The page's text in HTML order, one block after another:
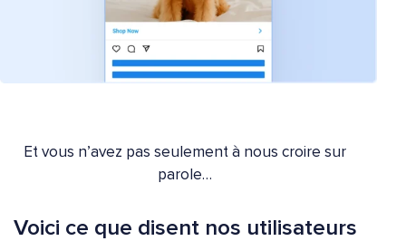
Et vous n’avez pas seulement à nous croire sur
parole…
Voici ce que disent nos utilisateurs